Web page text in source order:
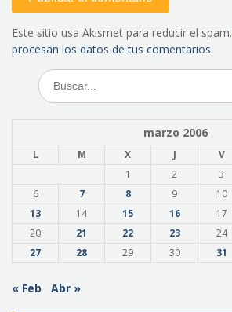
Este sitio usa Akismet para reducir el spam.
procesan los datos de tus comentarios.
Buscar:
marzo 2006
L M X J V
1
2 3
6
7 8 9 10
13
14 15 16 17
20
21 22 23 24
27
28 29 30 31
« Feb Abr »